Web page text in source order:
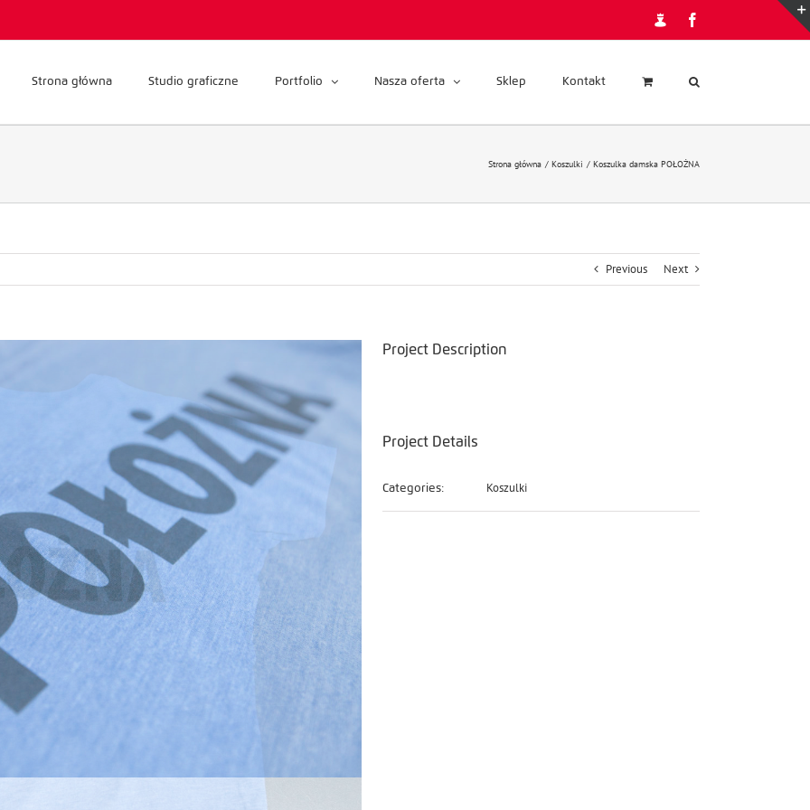
Admin
Strona główna Studio graficzne Portfolio Nasza oferta Sklep Kontakt
Strona główna Koszulki Koszulka damska POŁOŻNA
Previous Next
Project Description
Project Details
Categories: Koszulki